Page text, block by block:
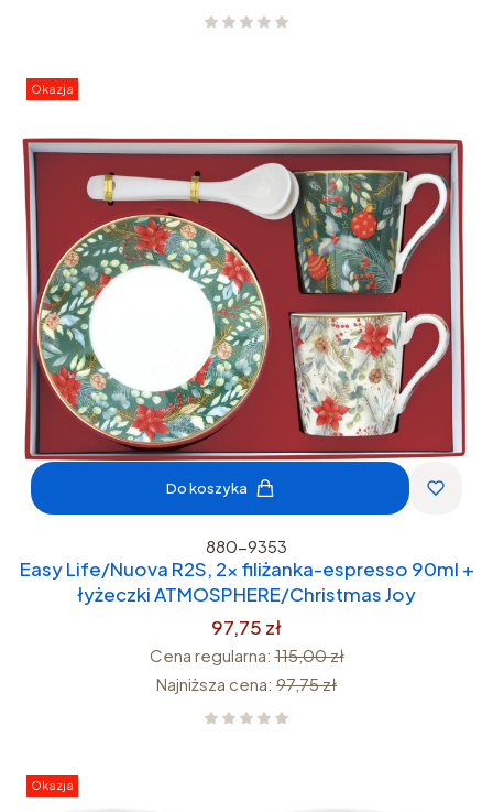
Okazja
Do koszyka
880-9353
Easy Life/Nuova R2S, 2x filiżanka-espresso 90ml +
łyżeczki ATMOSPHERE/Christmas Joy
97,75 zł
Cena regularna: 115,00 zł
Najniższa cena: 97,75 zł
Okazja